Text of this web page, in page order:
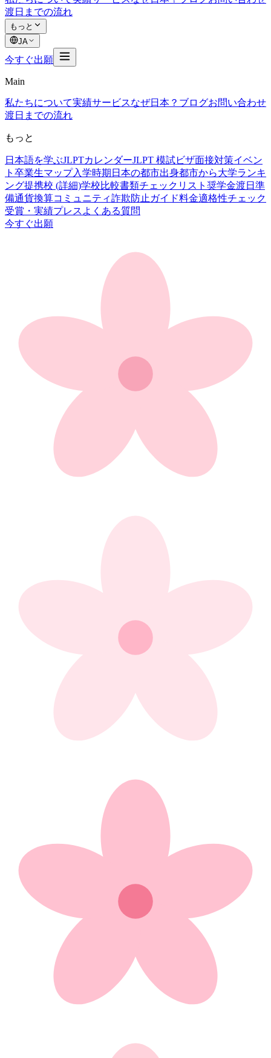
渡日までの流れ
もっと
JA
今すぐ出願
Main
私たちについて実績サービスなぜ日本？ ブログお問い合わせ
渡日までの流れ
もっと
日本語を学ぶJLPTカレンダーJLPT 模試ビザ面接対策イベン
ト 卒業生マップ入学時期 日本の都市出身都市から大学ランキ
ング提携校 (詳細)学校比較書類チェックリスト 奨学金渡日準
備通貨換算コミュニティ詐欺防止ガイド料金適格性チェック
受賞・実績プレス よくある質問
今すぐ出願